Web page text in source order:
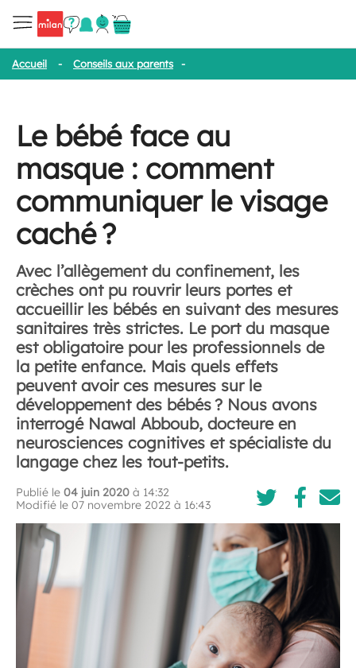
Accueil - Conseils aux parents -
Le bébé face au
masque : comment
communiquer le visage
caché ?
Avec l’allègement du confinement, les
crèches ont pu rouvrir leurs portes et
accueillir les bébés en suivant des mesures
sanitaires très strictes. Le port du masque
est obligatoire pour les professionnels de
la petite enfance. Mais quels effets
peuvent avoir ces mesures sur le
développement des bébés ? Nous avons
interrogé Nawal Abboub, docteure en
neurosciences cognitives et spécialiste du
langage chez les tout-petits.
Publié le 04 juin 2020 à 14:32
Modifié le 07 novembre 2022 à 16:43